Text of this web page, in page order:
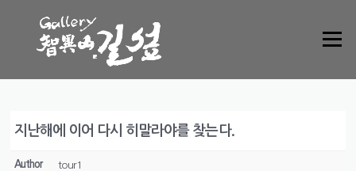
Menu
지난해에 이어 다시 히말라야를 찾는다.
Author tour1